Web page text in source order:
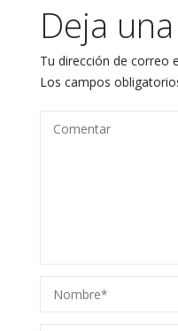
Deja
Tu dirección de correo
Los campos